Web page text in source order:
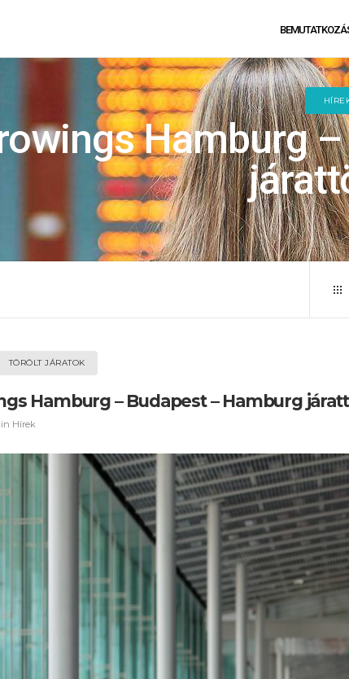
Hamburg
TÖRÖLT JÁRATOK
Hamburg – Budapest – Hamburg
in Hírek